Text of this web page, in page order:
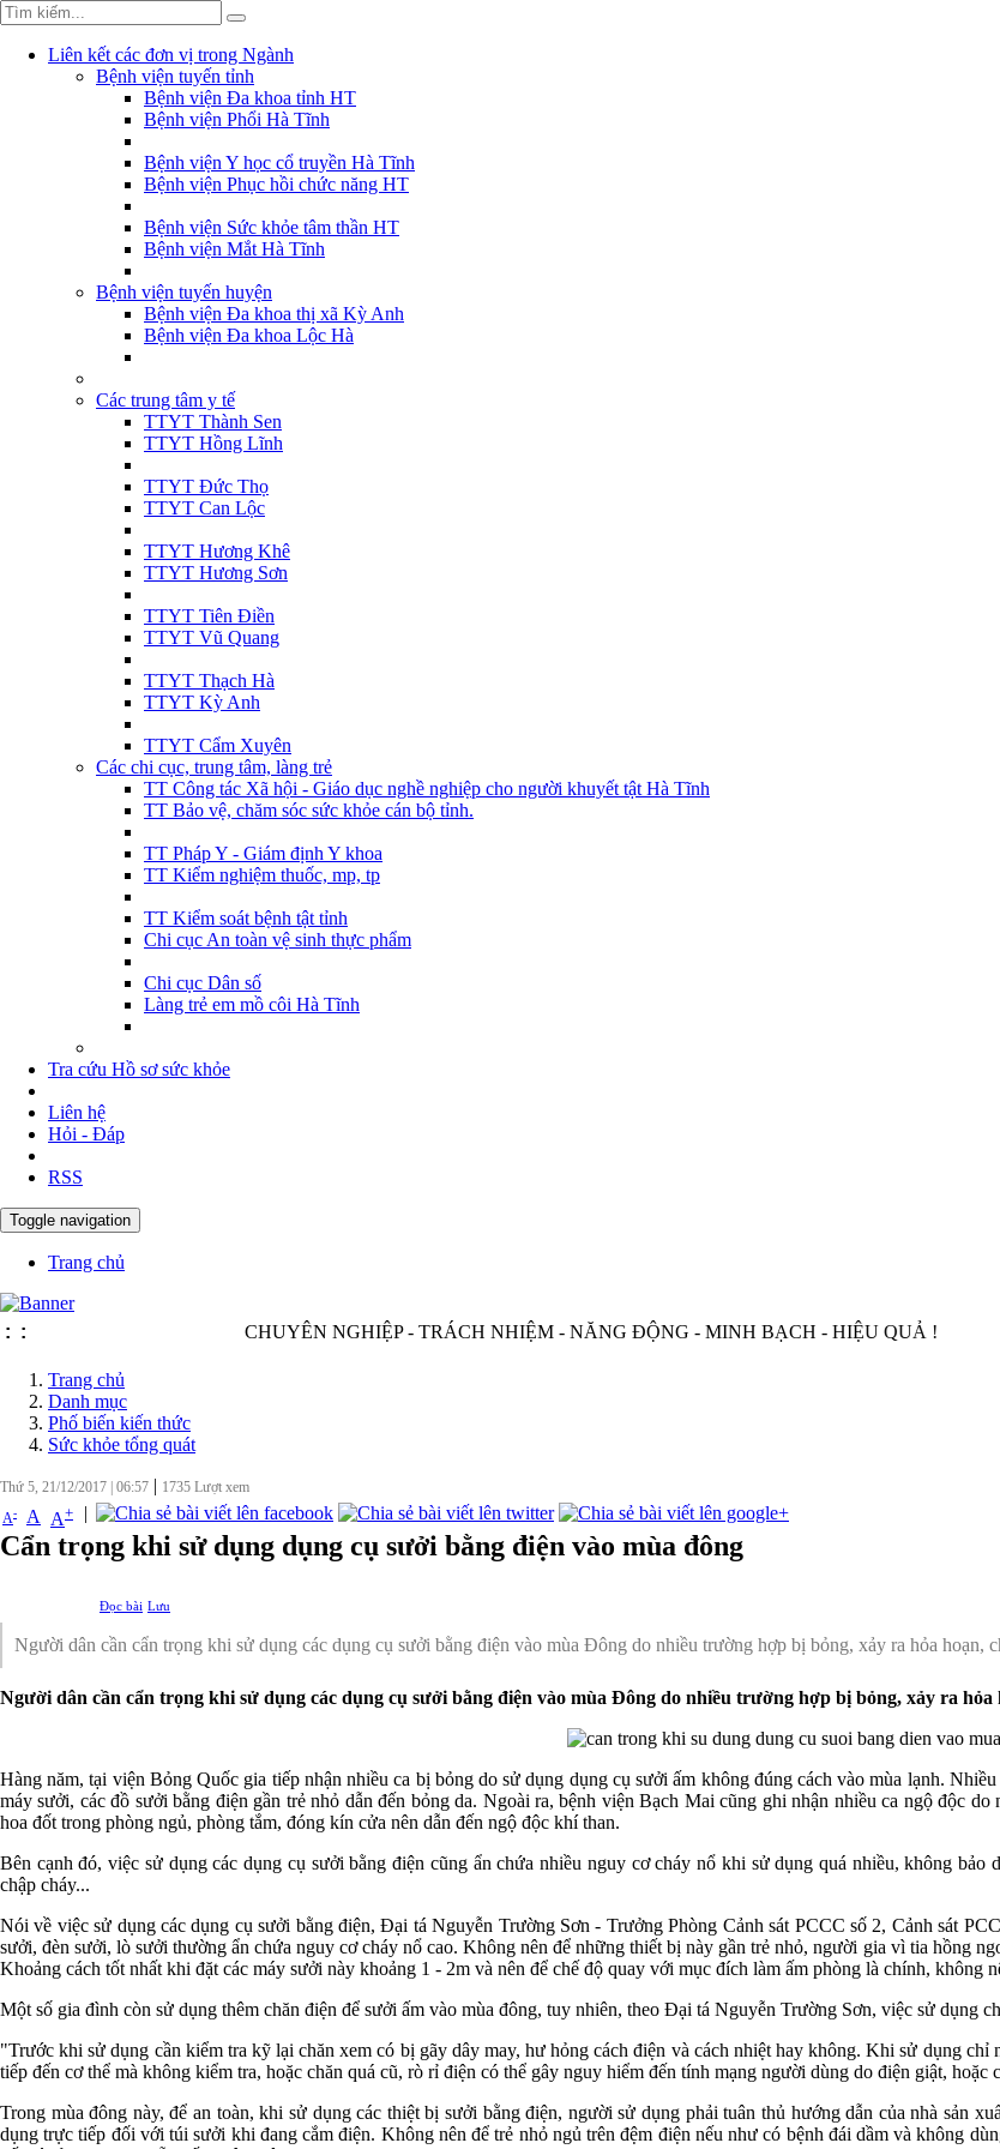
Liên kết các đơn vị trong Ngành
Bệnh viện tuyến tỉnh
Bệnh viện Đa khoa tỉnh HT
Bệnh viện Phổi Hà Tĩnh
Bệnh viện Y học cổ truyền Hà Tĩnh
Bệnh viện Phục hồi chức năng HT
Bệnh viện Sức khỏe tâm thần HT
Bệnh viện Mắt Hà Tĩnh
Bệnh viện tuyến huyện
Bệnh viện Đa khoa thị xã Kỳ Anh
Bệnh viện Đa khoa Lộc Hà
Các trung tâm y tế
TTYT Thành Sen
TTYT Hồng Lĩnh
TTYT Đức Thọ
TTYT Can Lộc
TTYT Hương Khê
TTYT Hương Sơn
TTYT Tiên Điền
TTYT Vũ Quang
TTYT Thạch Hà
TTYT Kỳ Anh
TTYT Cẩm Xuyên
Các chi cục, trung tâm, làng trẻ
TT Công tác Xã hội - Giáo dục nghề nghiệp cho người khuyết tật Hà Tĩnh
TT Bảo vệ, chăm sóc sức khỏe cán bộ tỉnh.
TT Pháp Y - Giám định Y khoa
TT Kiểm nghiệm thuốc, mp, tp
TT Kiểm soát bệnh tật tỉnh
Chi cục An toàn vệ sinh thực phẩm
Chi cục Dân số
Làng trẻ em mồ côi Hà Tĩnh
Tra cứu Hồ sơ sức khỏe
Liên hệ
Hỏi - Đáp
RSS
Toggle navigation
Trang chủ
: : CHUYÊN NGHIỆP - TRÁCH NHIỆM - NĂNG ĐỘNG - MINH BẠCH - HIỆU QUẢ !
Trang chủ
Danh mục
Phố biến kiến thức
Sức khỏe tổng quát
Thứ 5, 21/12/2017 06:57 | 1735 Lượt xem
A- A A+ |
Cẩn trọng khi sử dụng dụng cụ sưởi bằng điện vào mùa đông
Đọc bài Lưu
Người dân cần cẩn trọng khi sử dụng các dụng cụ sưởi bằng điện vào mùa Đông do nhiều trường hợp bị bỏng, xảy ra hỏa hoạn,
Người dân cần cẩn trọng khi sử dụng các dụng cụ sưởi bằng điện vào mùa Đông do nhiều trường hợp bị bỏng, xảy ra
Hàng năm, tại viện Bỏng Quốc gia tiếp nhận nhiều ca bị bỏng do sử dụng dụng cụ sưởi ấm không đúng cách vào mùa lạnh.
máy sưởi, các đồ sưởi bằng điện gần trẻ nhỏ dẫn đến bỏng da. Ngoài ra, bệnh viện Bạch Mai cũng ghi nhận nhiều ca ngộ độc
hoa đốt trong phòng ngủ, phòng tắm, đóng kín cửa nên dẫn đến ngộ độc khí than.
Bên cạnh đó, việc sử dụng các dụng cụ sưởi bằng điện cũng ẩn chứa nhiều nguy cơ cháy nổ khi sử dụng quá nhiều, không
chập cháy...
Nói về việc sử dụng các dụng cụ sưởi bằng điện, Đại tá Nguyễn Trường Sơn - Trưởng Phòng Cảnh sát PCCC số 2, Cảnh sát
sưởi, đèn sưởi, lò sưởi thường ẩn chứa nguy cơ cháy nổ cao. Không nên để những thiết bị này gần trẻ nhỏ, người gia vì tia hồng
Khoảng cách tốt nhất khi đặt các máy sưởi này khoảng 1 - 2m và nên để chế độ quay với mục đích làm ấm phòng là chính, không
Một số gia đình còn sử dụng thêm chăn điện để sưởi ấm vào mùa đông, tuy nhiên, theo Đại tá Nguyễn Trường Sơn, việc sử dụng
"Trước khi sử dụng cần kiểm tra kỹ lại chăn xem có bị gãy dây may, hư hỏng cách điện và cách nhiệt hay không. Khi sử dụng
tiếp đến cơ thể mà không kiểm tra, hoặc chăn quá cũ, rò rỉ điện có thể gây nguy hiểm đến tính mạng người dùng do điện giật,
Trong mùa đông này, để an toàn, khi sử dụng các thiệt bị sưởi bằng điện, người sử dụng phải tuân thủ hướng dẫn của nhà sản
dụng trực tiếp đối với túi sưởi khi đang cắm điện. Không nên để trẻ nhỏ ngủ trên đệm điện nếu như có bệnh đái dầm và không